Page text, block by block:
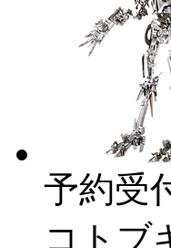
予約受
コトブ